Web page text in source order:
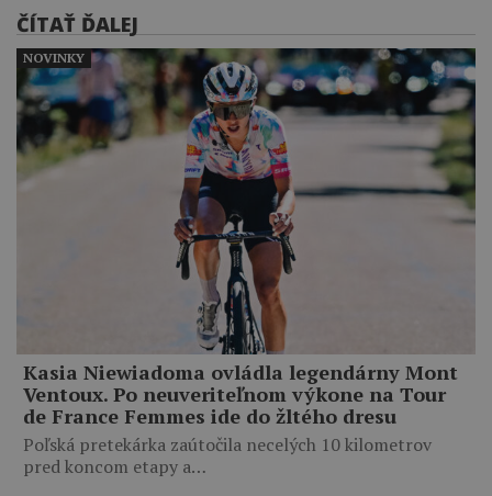
ČÍTAŤ ĎALEJ
Kasia Niewiadoma ovládla legendárny Mont
Ventoux. Po neuveriteľnom výkone na Tour
de France Femmes ide do žltého dresu
Poľská pretekárka zaútočila necelých 10 kilometrov
pred koncom etapy a…
NOVINKY